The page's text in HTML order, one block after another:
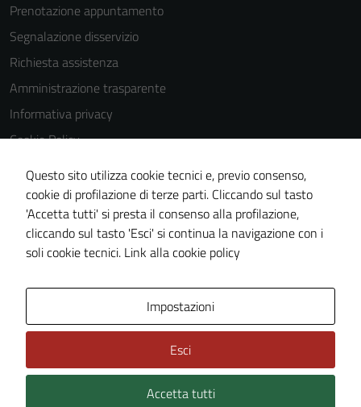
Prenotazione appuntamento
Segnalazione disservizio
Richiesta assistenza
Amministrazione trasparente
Informativa privacy
Cookie Policy
Note legali
Dichiarazione di accessibilità
Obiettivi di accessibilità
Piano di miglioramento del sito
Technical Design s.r.l.
Questo sito utilizza cookie tecnici e, previo consenso,
cookie di profilazione di terze parti. Cliccando sul tasto
'Accetta tutti' si presta il consenso alla profilazione,
cliccando sul tasto 'Esci' si continua la navigazione con i
soli cookie tecnici. Link alla cookie policy
Impostazioni
Esci
Accetta tutti